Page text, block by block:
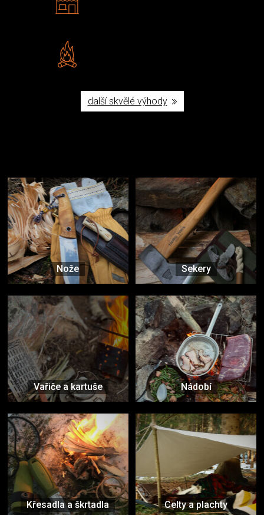
další skvělé výhody
Nože Sekery
Vařiče a kartuše Nádobí
Křesadla a škrtadla Celty a plachty